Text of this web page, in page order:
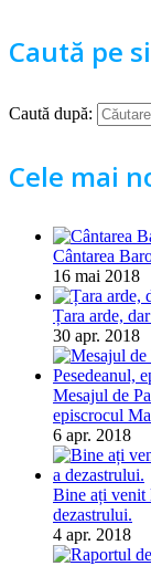
Caută pe
Caută după:
Cele mai
Cântarea
16 mai 2018
Țara arde,
30 apr. 2018
Mesajul de
episcrocul
6 apr. 2018
Bine ați venit
dezastrului.
4 apr. 2018